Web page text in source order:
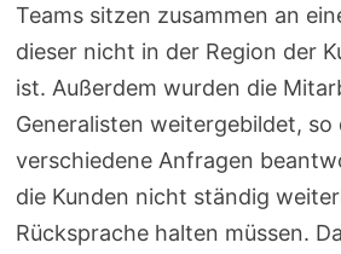
Teams sitzen zusammen an
dieser nicht in der Region der
ist. Außerdem wurden die
Generalisten weitergebildet, so
verschiedene Anfragen
die Kunden nicht ständig
Rücksprache halten müssen.